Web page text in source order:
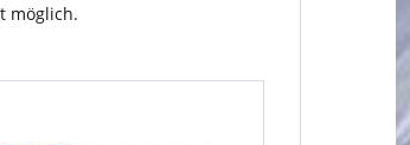
möglich.